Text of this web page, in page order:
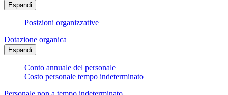
Espandi
Posizioni organizzative
Dotazione organica
Espandi
Conto annuale del personale
Costo personale tempo indeterminato